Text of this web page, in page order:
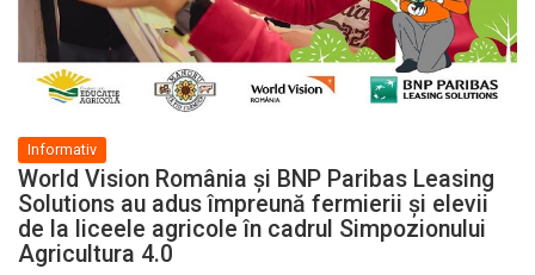
Informativ
World Vision România și BNP Paribas Leasing
Solutions au adus împreună fermierii și elevii
de la liceele agricole în cadrul Simpozionului
Agricultura 4.0